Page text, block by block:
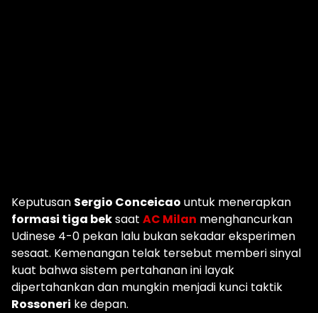
Keputusan Sergio Conceicao untuk menerapkan
formasi tiga beksaat AC Milan menghancurkan
Udinese 4-0 pekan lalu bukan sekadar eksperimen
sesaat. Kemenangan telak tersebut memberi sinyal
kuat bahwa sistem pertahanan ini layak
dipertahankan dan mungkin menjadi kunci taktik
Rossoneri ke depan.